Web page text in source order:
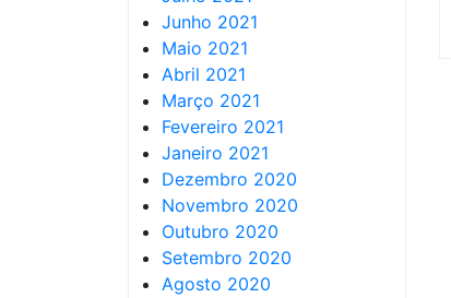
Junho 2021
Maio 2021
Abril 2021
Março 2021
Fevereiro 2021
Janeiro 2021
Dezembro 2020
Novembro 2020
Outubro 2020
Setembro 2020
Agosto 2020